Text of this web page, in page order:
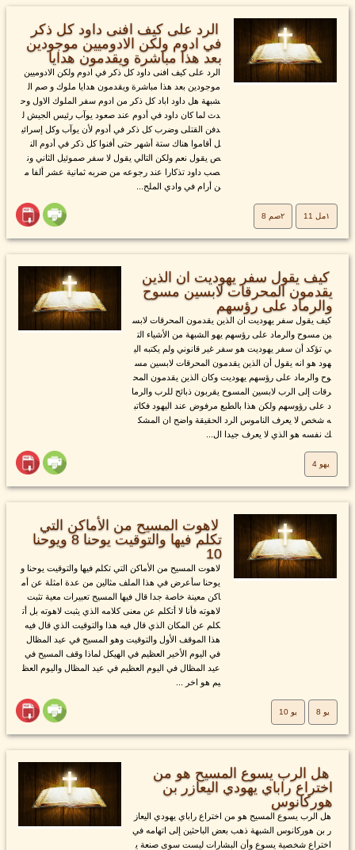
الرد على كيف افنى داود كل ذكر
في ادوم ولكن الادوميين موجودين
بعد هذا مباشرة ويقدمون هدايا
الرد على كيف افنى داود كل ذكر في ادوم ولكن الادوميين
موجودين بعد هذا مباشرة ويقدمون هدايا ملوك و صم ال
شبهة هل داود اباد كل ذكر من ادوم سفر الملوك الاول وح
دث لما كان داود في أدوم عند صعود يوآب رئيس الجيش ل
دفن القتلى وضرب كل ذكر في أدوم لأن يوآب وكل إسرائي
ل أقاموا هناك ستة أشهر حتى أفنوا كل ذكر في أدوم الن
ص يقول نعم ولكن التالي يقول لا سفر صموئيل الثاني ون
صب داود تذكارا عند رجوعه من ضربه ثمانية عشر ألفا م
ن أرام في وادي الملح...
١مل 11 ٢صم 8
كيف يقول سفر يهوديت ان الذين
يقدمون المحرقات لابسين مسوح
والرماد على رؤسهم
كيف يقول سفر يهوديت ان الذين يقدمون المحرقات لابس
ين مسوح والرماد على رؤسهم يهو الشبهة من الأشياء الت
ي تؤكد أن سفر يهوديت هو سفر غير قانوني ولم يكتبه الي
هود هو انه يقول أن الذين يقدمون المحرقات لابسين مس
وح والرماد على رؤسهم يهوديت وكان الذين يقدمون المح
رقات إلى الرب لابسين المسوح يقربون ذبائح للرب والرما
د على رؤوسهم ولكن هذا بالطبع مرفوض عند اليهود فكاتب
ه شخص لا يعرف الناموس الرد الحقيقة واضح ان المشك
ك نفسه هو الذي لا يعرف جيدا ال...
يهو 4
لاهوت المسيح من الأماكن التي
تكلم فيها والتوقيت يوحنا 8 ويوحنا
10
لاهوت المسيح من الأماكن التي تكلم فيها والتوقيت يوحنا و
يوحنا سأعرض في هذا الملف مثالين من عدة امثلة عن أم
اكن معينة خاصة جدا قال فيها المسيح تعبيرات معية تثبت
لاهوته فأنا لا أتكلم عن معنى كلامه الذي يثبت لاهوته بل أت
كلم عن المكان الذي قال فيه هذا والتوقيت الذي قال فيه
هذا الموقف الأول والتوقيت وهو المسيح في عيد المظال
في اليوم الأخير العظيم في الهيكل لماذا وقف المسيح في
عيد المظال في اليوم العظيم في عيد المظال واليوم العظ
يم هو اخر ...
يو 8 يو 10
هل الرب يسوع المسيح هو من
اختراع راباي يهودي اليعازر بن
هوركانوس
هل الرب يسوع المسيح هو من اختراع راباي يهودي اليعاز
ر بن هوركانوس الشبهة ذهب بعض الباحثين إلى اتهامه في
اختراع شخصية يسوع وأن البشارات ليست سوى صنعة ي